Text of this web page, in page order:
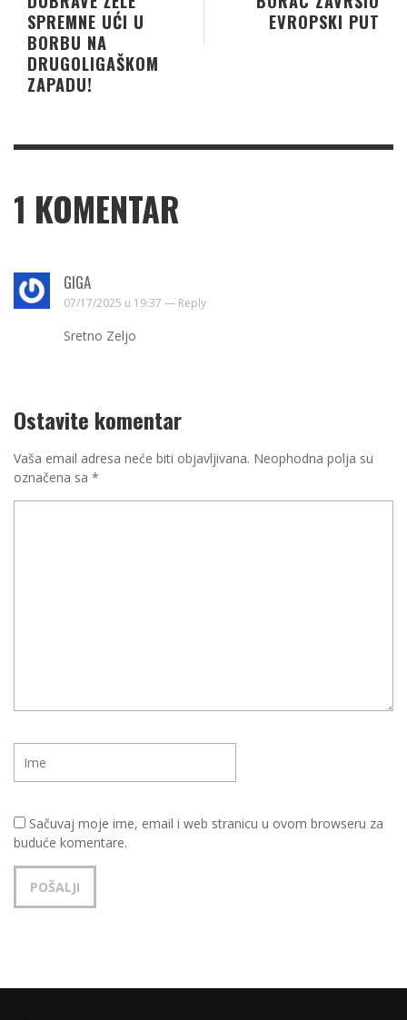
EVROPSKI PUT
SPREMNE UĆI U
BORBU NA
DRUGOLIGAŠKOM
ZAPADU!
1 KOMENTAR
GIGA
07/17/2025 u 19:37 — Reply
Sretno Zeljo
Ostavite komentar
Vaša email adresa neće biti objavljivana. Neophodna polja su
označena sa *
Sačuvaj moje ime, email i web stranicu u ovom browseru za
buduće komentare.